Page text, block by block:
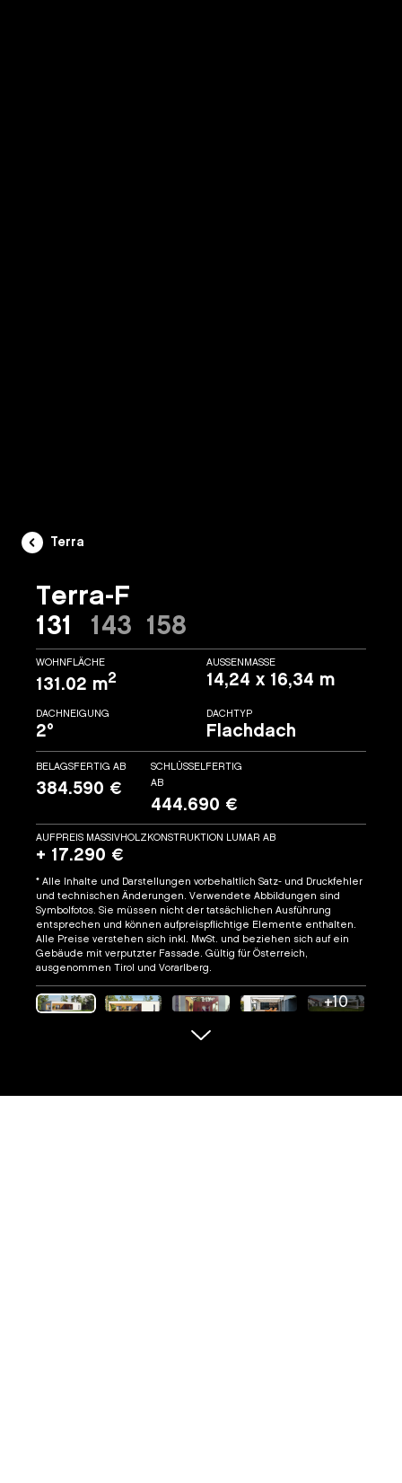
Terra
Terra-F
131
143 158
WOHNFLÄCHE
131.02 m2
AUSSENMASSE
14,24 x 16,34 m
DACHNEIGUNG
2°
DACHTYP
Flachdach
BELAGSFERTIG AB
384.590 €
SCHLÜSSELFERTIG
AB
444.690 €
AUFPREIS MASSIVHOLZKONSTRUKTION LUMAR AB
+ 17.290 €
* Alle Inhalte und Darstellungen vorbehaltlich Satz- und Druckfehler
und technischen Änderungen. Verwendete Abbildungen sind
Symbolfotos. Sie müssen nicht der tatsächlichen Ausführung
entsprechen und können aufpreispflichtige Elemente enthalten.
Alle Preise verstehen sich inkl. MwSt. und beziehen sich auf ein
Gebäude mit verputzter Fassade. Gültig für Österreich,
ausgenommen Tirol und Vorarlberg.
+10